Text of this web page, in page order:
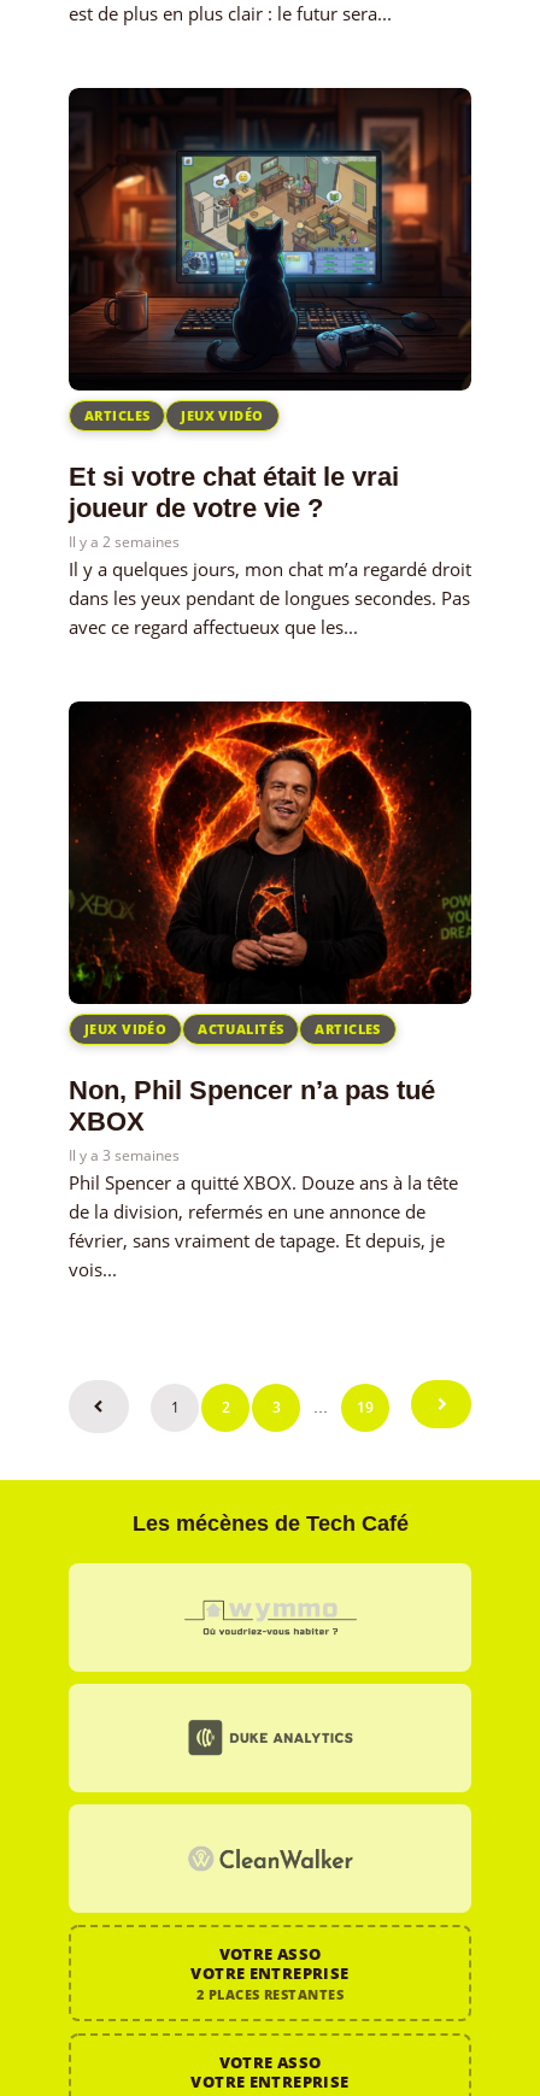
est de plus en plus clair : le futur sera...
ARTICLES JEUX VIDÉO
Et si votre chat était le vrai
joueur de votre vie ?
Il y a 2 semaines
Il y a quelques jours, mon chat m’a regardé droit
dans les yeux pendant de longues secondes. Pas
avec ce regard affectueux que les...
JEUX VIDÉO ACTUALITÉS ARTICLES
Non, Phil Spencer n’a pas tué
XBOX
Il y a 3 semaines
Phil Spencer a quitté XBOX. Douze ans à la tête
de la division, refermés en une annonce de
février, sans vraiment de tapage. Et depuis, je
vois...
Pagination
1 2 3 19
Les mécènes de Tech Café
VOTRE ASSO
VOTRE ENTREPRISE
2 PLACES RESTANTES
VOTRE ASSO
VOTRE ENTREPRISE